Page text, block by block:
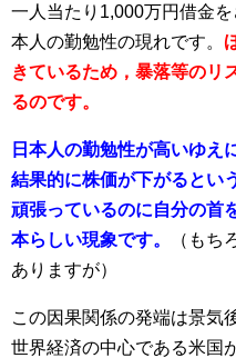
一人当たり1,000万円借金
本人の勤勉性の現れです。
きているため，暴落等のリ
るのです。
日本人の勤勉性が高いゆえ
結果的に株価が下がるとい
頑張っているのに自分の首
本らしい現象です。
（もち
ありますが）
この因果関係の発端は景気
世界経済の中心である米国